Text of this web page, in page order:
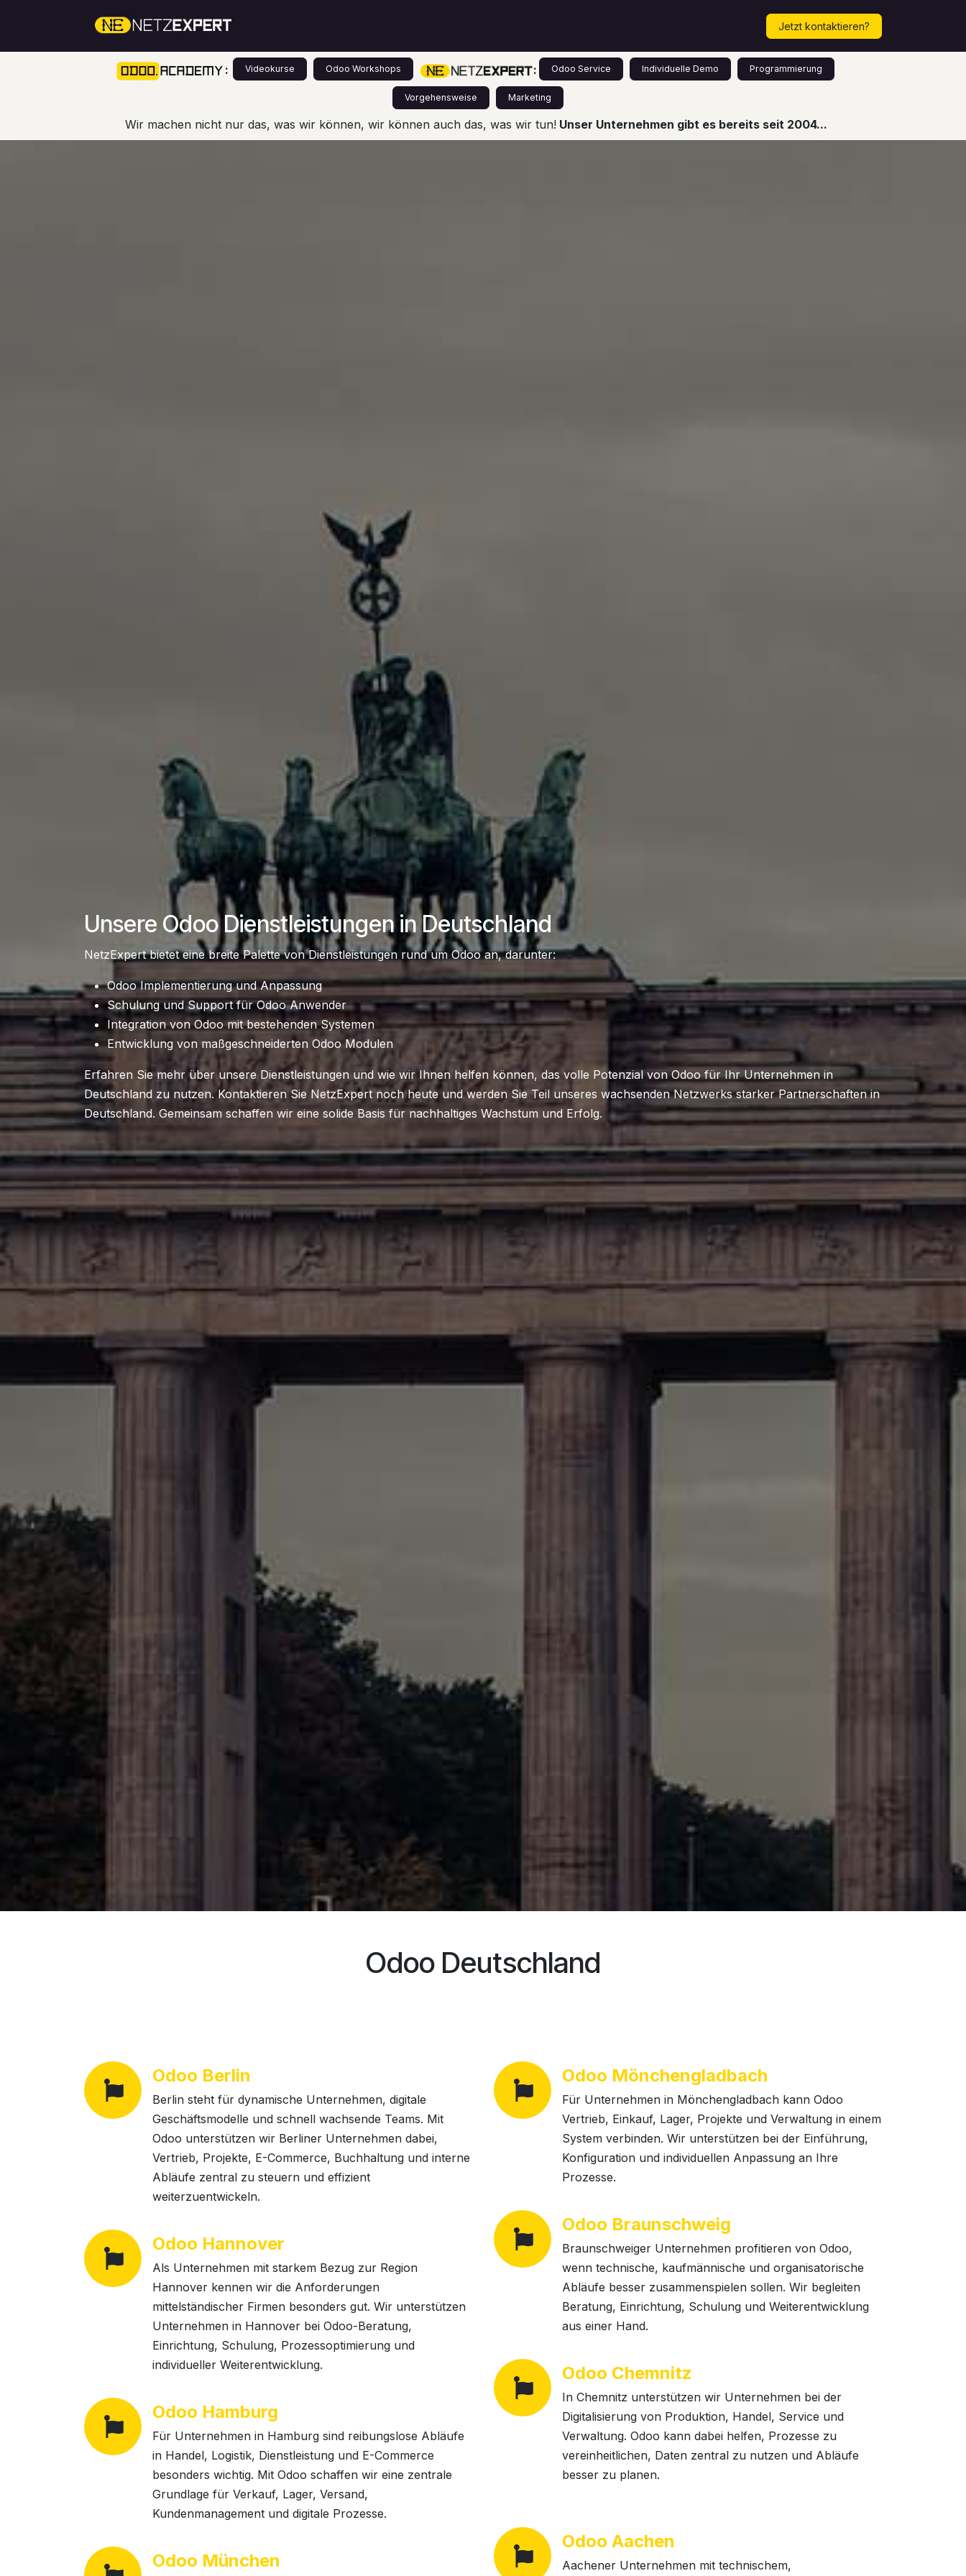
Termin vereinbaren!
Jetzt kontaktieren?
: Videokurse Odoo Workshops : Odoo Service Individuelle Demo Programmierung
Vorgehensweise Marketing
Wir machen nicht nur das, was wir können, wir können auch das, was wir tun! Unser Unternehmen gibt es bereits seit 2004...
Unsere Odoo Dienstleistungen in Deutschland
NetzExpert bietet eine breite Palette von Dienstleistungen rund um Odoo an, darunter:
Odoo Implementierung und Anpassung
Schulung und Support für Odoo Anwender
Integration von Odoo mit bestehenden Systemen
Entwicklung von maßgeschneiderten Odoo Modulen
Erfahren Sie mehr über unsere Dienstleistungen und wie wir Ihnen helfen können, das volle Potenzial von Odoo für Ihr Unternehmen in
Deutschland zu nutzen. Kontaktieren Sie NetzExpert noch heute und werden Sie Teil unseres wachsenden Netzwerks starker Partnerschaften in
Deutschland. Gemeinsam schaffen wir eine solide Basis für nachhaltiges Wachstum und Erfolg.
Odoo Deutschland
Odoo Berlin
Berlin steht für dynamische Unternehmen, digitale
Geschäftsmodelle und schnell wachsende Teams. Mit
Odoo unterstützen wir Berliner Unternehmen dabei,
Vertrieb, Projekte, E-Commerce, Buchhaltung und interne
Abläufe zentral zu steuern und effizient
weiterzuentwickeln.
Odoo Hannover
Als Unternehmen mit starkem Bezug zur Region
Hannover kennen wir die Anforderungen
mittelständischer Firmen besonders gut. Wir unterstützen
Unternehmen in Hannover bei Odoo-Beratung,
Einrichtung, Schulung, Prozessoptimierung und
individueller Weiterentwicklung.
Odoo Hamburg
Für Unternehmen in Hamburg sind reibungslose Abläufe
in Handel, Logistik, Dienstleistung und E-Commerce
besonders wichtig. Mit Odoo schaffen wir eine zentrale
Grundlage für Verkauf, Lager, Versand,
Kundenmanagement und digitale Prozesse.
Odoo München
Odoo Mönchengladbach
Für Unternehmen in Mönchengladbach kann Odoo
Vertrieb, Einkauf, Lager, Projekte und Verwaltung in einem
System verbinden. Wir unterstützen bei der Einführung,
Konfiguration und individuellen Anpassung an Ihre
Prozesse.
Odoo Braunschweig
Braunschweiger Unternehmen profitieren von Odoo,
wenn technische, kaufmännische und organisatorische
Abläufe besser zusammenspielen sollen. Wir begleiten
Beratung, Einrichtung, Schulung und Weiterentwicklung
aus einer Hand.
Odoo Chemnitz
In Chemnitz unterstützen wir Unternehmen bei der
Digitalisierung von Produktion, Handel, Service und
Verwaltung. Odoo kann dabei helfen, Prozesse zu
vereinheitlichen, Daten zentral zu nutzen und Abläufe
besser zu planen.
Odoo Aachen
Aachener Unternehmen mit technischem,